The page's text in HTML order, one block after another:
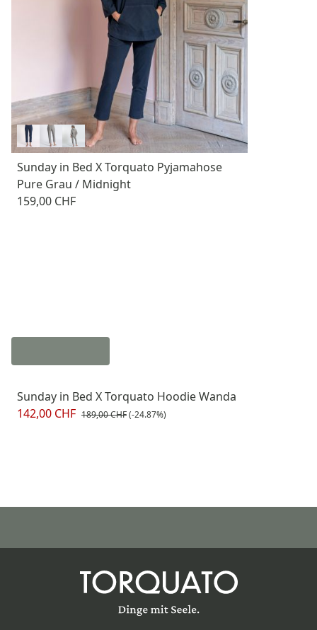
Sunday in Bed X Torquato Pyjamahose
Pure Grau / Midnight
159,00 CHF
Sunday in Bed X Torquato Hoodie Wanda
142,00 CHF 189,00 CHF(-24.87%)